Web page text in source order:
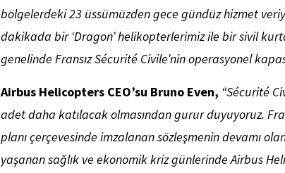
bölgelerdeki 23 üssümüzden gece gündüz hizmet
dakikada bir ‘Dragon’ helikopterlerimiz ile bir sivil
genelinde Fransız Sécurité Civile’nin operasyonel
Airbus Helicopters CEO’su Bruno Even, “Sécurité
adet daha katılacak olmasından gurur duyuyoruz.
planı çerçevesinde imzalanan sözleşmenin devamı
yaşanan sağlık ve ekonomik kriz günlerinde Airbus